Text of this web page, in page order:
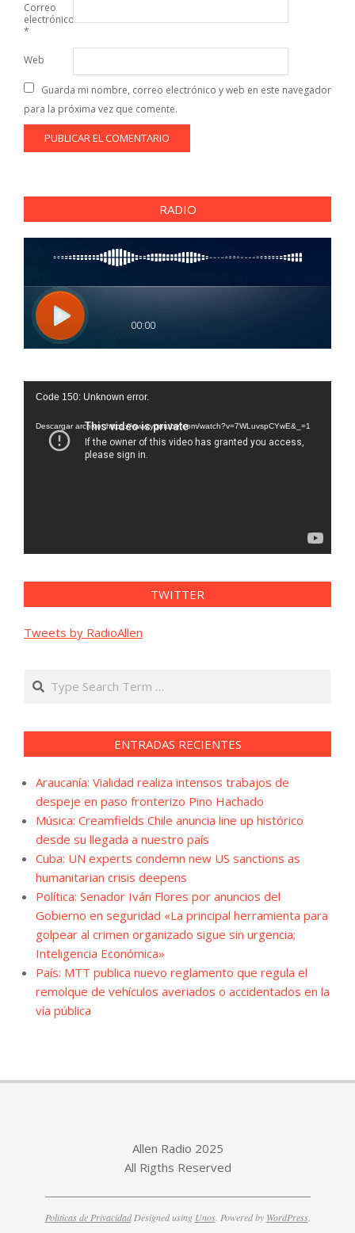
Correo
electrónico
*
Web
Guarda mi nombre, correo electrónico y web en este navegador
para la próxima vez que comente.
RADIO
Reproductor
vídeo
Code 150: Unknown error.
Descargar archivo: https://www.youtube.com/watch?v=7WLuvspCYwE&_=1
TWITTER
Tweets by RadioAllen
Search
ENTRADAS RECIENTES
Araucanía: Vialidad realiza intensos trabajos de
despeje en paso fronterizo Pino Hachado
Música: Creamfields Chile anuncia line up histórico
desde su llegada a nuestro país
Cuba: UN experts condemn new US sanctions as
humanitarian crisis deepens
Política: Senador Iván Flores por anuncios del
Gobierno en seguridad «La principal herramienta para
golpear al crimen organizado sigue sin urgencia;
Inteligencia Económica»
País: MTT publica nuevo reglamento que regula el
remolque de vehículos averiados o accidentados en la
vía pública
Allen Radio 2025
All Rigths Reserved
Politicas de PrivacidadDesigned using Unos. Powered by WordPress.